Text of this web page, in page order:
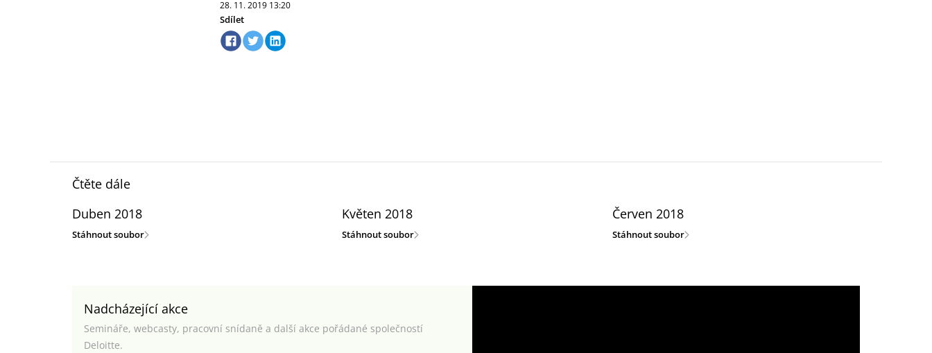
28. 11. 2019 13:20
Sdílet
Čtěte dále
Duben 2018
Stáhnout soubor
Květen 2018
Stáhnout soubor
Červen 2018
Stáhnout soubor
Nadcházející akce
Semináře, webcasty, pracovní snídaně a další akce pořádané společností
Deloitte.